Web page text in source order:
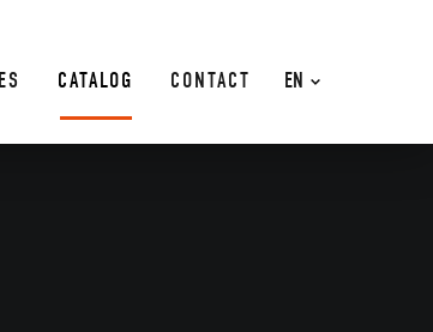
EN
CATALOG CONTACT